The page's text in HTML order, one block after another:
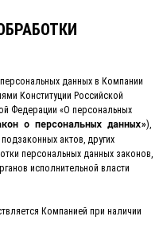
данных в Компании
Конституции Российской
Федерации «О персональных
о персональных данных»),
актов, других
персональных данных законов,
исполнительной власти
Компанией при наличии